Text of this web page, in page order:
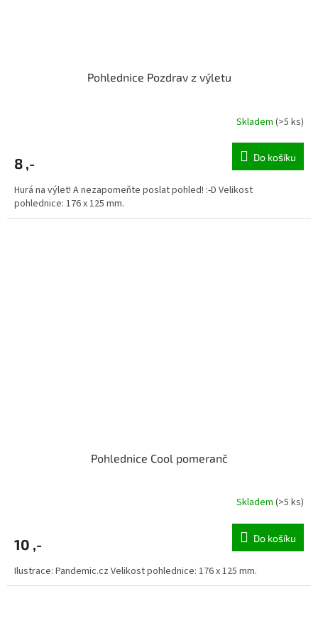
Pohlednice Pozdrav z výletu
Skladem (>5 ks)
8 ,- Do košíku
Hurá na výlet! A nezapomeňte poslat pohled! :-D Velikost
pohlednice: 176 x 125 mm.
Pohlednice Cool pomeranč
Skladem (>5 ks)
10 ,- Do košíku
Ilustrace: Pandemic.cz Velikost pohlednice: 176 x 125 mm.